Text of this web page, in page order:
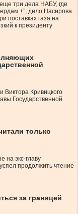
три дела НАБУ, где
+”, дело Насирова
поставках газа на
к президенту
Виктора Кривицкого
Государственной
только
на экс-главу
продолжить чтение
за границей